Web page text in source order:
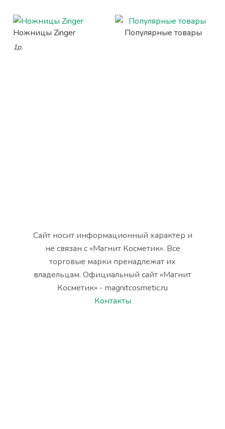
Ножницы Zinger
1р.
Популярные товары
Сайт носит информационный характер и
не связан с «Магнит Косметик». Все
торговые марки пренадлежат их
владельцам. Официальный сайт «Магнит
Косметик» - magnitcosmetic.ru
Контакты